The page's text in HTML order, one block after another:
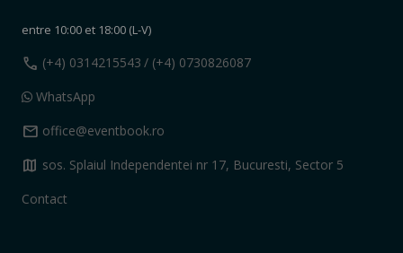
entre 10:00 et 18:00 (L-V)
call (+4) 0314215543 / (+4) 0730826087
WhatsApp
mail office@eventbook.ro
map sos. Splaiul Independentei nr 17, Bucuresti, Sector 5
Contact